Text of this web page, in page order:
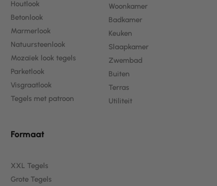
Houtlook
Betonlook
Marmerlook
Natuursteenlook
Mozaïek look tegels
Parketlook
Visgraatlook
Tegels met patroon
Woonkamer
Badkamer
Keuken
Slaapkamer
Zwembad
Buiten
Terras
Utiliteit
Formaat
XXL Tegels
Grote Tegels